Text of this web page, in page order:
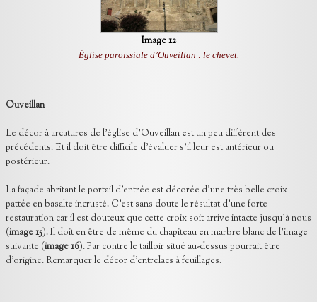
Image 12
Église paroissiale d’Ouveillan : le chevet.
Ouveillan
Le décor à arcatures de l’église d’Ouveillan est un peu différent des
précédents. Et il doit être difficile d’évaluer s’il leur est antérieur ou
postérieur.
La façade abritant le portail d’entrée est décorée d’une très belle croix
pattée en basalte incrusté. C’est sans doute le résultat d’une forte
restauration car il est douteux que cette croix soit arrive intacte jusqu’à nous
(image 15). Il doit en être de même du chapiteau en marbre blanc de l’image
suivante (image 16). Par contre le tailloir situé au-dessus pourrait être
d’origine. Remarquer le décor d’entrelacs à feuillages.